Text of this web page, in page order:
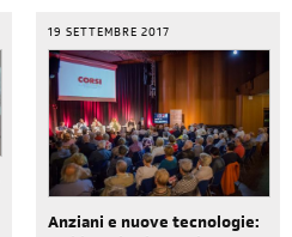
19 SETTEMBRE 2017
Anziani e nuove tecnologie: